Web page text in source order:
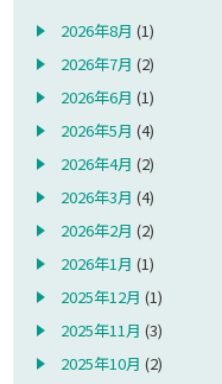
2026年8月 (1)
2026年7月 (2)
2026年6月 (1)
2026年5月 (4)
2026年4月 (2)
2026年3月 (4)
2026年2月 (2)
2026年1月 (1)
2025年12月 (1)
2025年11月 (3)
2025年10月 (2)